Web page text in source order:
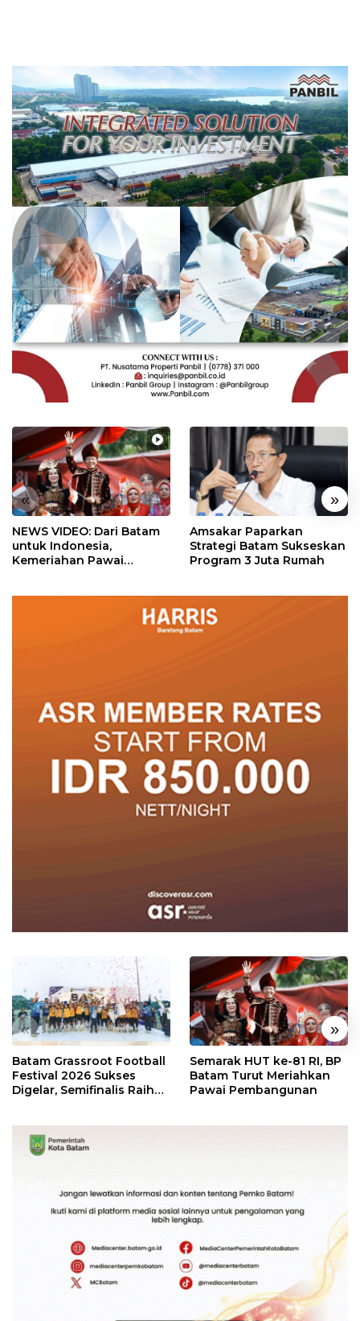
« »
NEWS VIDEO: Dari Batam
untuk Indonesia,
Kemeriahan Pawai
Amsakar Paparkan
Strategi Batam Sukseskan
Program 3 Juta Rumah
« »
Batam Grassroot Football
Festival 2026 Sukses
Digelar, Semifinalis Raih
Semarak HUT ke-81 RI, BP
Batam Turut Meriahkan
Pawai Pembangunan